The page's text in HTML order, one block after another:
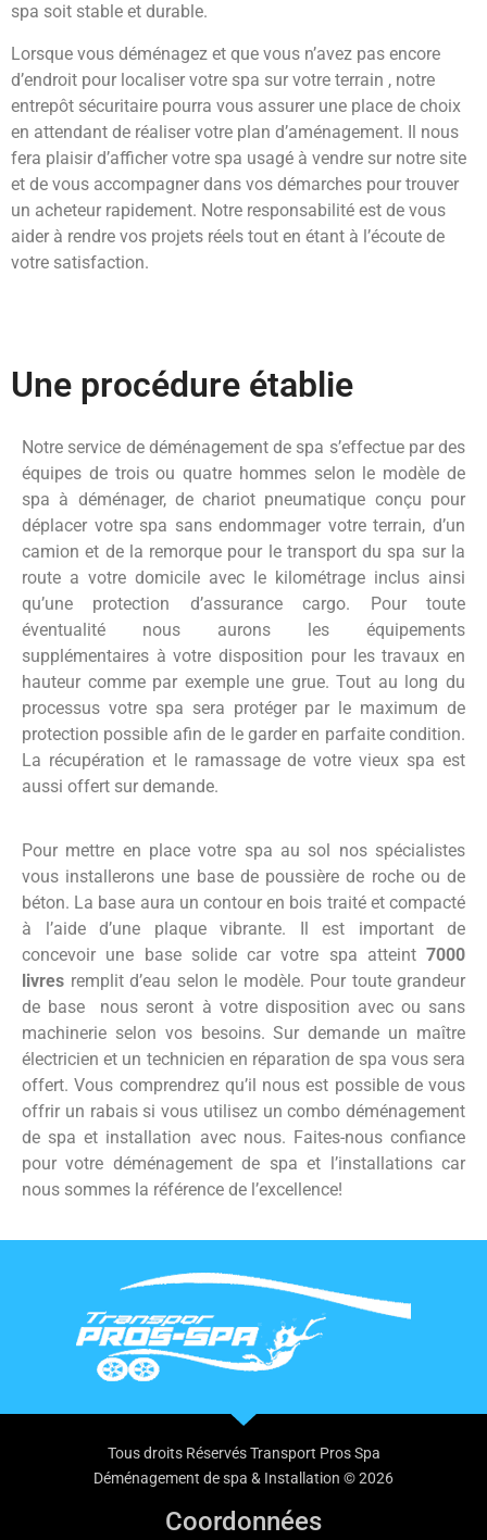
spa soit stable et durable.
Lorsque vous déménagez et que vous n’avez pas encore
d’endroit pour localiser votre spa sur votre terrain , notre
entrepôt sécuritaire pourra vous assurer une place de choix
en attendant de réaliser votre plan d’aménagement. Il nous
fera plaisir d’afficher votre spa usagé à vendre sur notre site
et de vous accompagner dans vos démarches pour trouver
un acheteur rapidement. Notre responsabilité est de vous
aider à rendre vos projets réels tout en étant à l’écoute de
votre satisfaction.
Une procédure établie
Notre service de déménagement de spa s’effectue par des
équipes de trois ou quatre hommes selon le modèle de
spa à déménager, de chariot pneumatique conçu pour
déplacer votre spa sans endommager votre terrain, d’un
camion et de la remorque pour le transport du spa sur la
route a votre domicile avec le kilométrage inclus ainsi
qu’une protection d’assurance cargo. Pour toute
éventualité nous aurons les équipements
supplémentaires à votre disposition pour les travaux en
hauteur comme par exemple une grue. Tout au long du
processus votre spa sera protéger par le maximum de
protection possible afin de le garder en parfaite condition.
La récupération et le ramassage de votre vieux spa est
aussi offert sur demande.
Pour mettre en place votre spa au sol nos spécialistes
vous installerons une base de poussière de roche ou de
béton. La base aura un contour en bois traité et compacté
à l’aide d’une plaque vibrante. Il est important de
concevoir une base solide car votre spa atteint 7000
livres remplit d’eau selon le modèle. Pour toute grandeur
de base nous seront à votre disposition avec ou sans
machinerie selon vos besoins. Sur demande un maître
électricien et un technicien en réparation de spa vous sera
offert. Vous comprendrez qu’il nous est possible de vous
offrir un rabais si vous utilisez un combo déménagement
de spa et installation avec nous. Faites-nous confiance
pour votre déménagement de spa et l’installations car
nous sommes la référence de l’excellence!
Tous droits Réservés Transport Pros Spa
Déménagement de spa & Installation © 2026
Coordonnées